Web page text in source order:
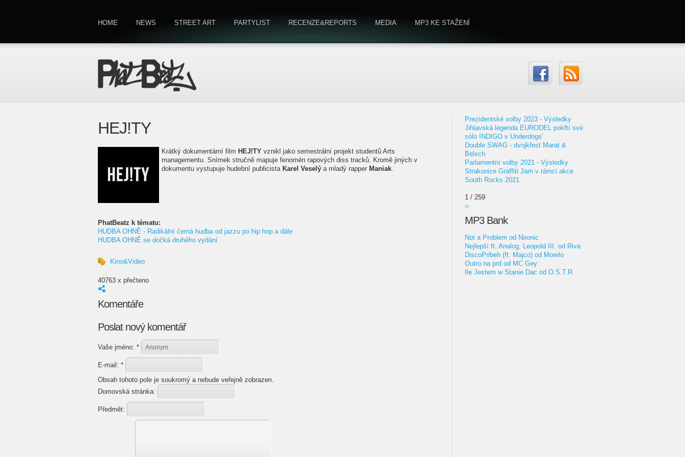
HOME NEWS STREET ART PARTYLIST RECENZE&REPORTS MEDIA MP3 KE STAŽENÍ
HEJ!TY
Krátký dokumentární film HEJ!TY vznikl jako semestrální projekt studentů Arts
managementu. Snímek stručně mapuje fenomén rapových diss tracků. Kromě jiných v
dokumentu vystupuje hudební publicista Karel Veselý a mladý rapper Maniak.
PhatBeatz k tématu:
HUDBA OHNĚ - Radikální černá hudba od jazzu po hip hop a dále
HUDBA OHNĚ se dočká druhého vydání
Kino&Video
40763 x přečteno
Komentáře
Poslat nový komentář
Vaše jméno: *
E-mail: *
Obsah tohoto pole je soukromý a nebude veřejně zobrazen.
Domovská stránka:
Předmět:
Prezidentské volby 2023 - Výsledky
Jihlavská legenda EURODEL pokřtí své
sólo INDIGO v Underdogs'
Double SWAG - dvojkřest Marat &
Belxch
Parlamentní volby 2021 - Výsledky
Strakonice Graffiti Jam v rámci akce
South Rocks 2021
1 / 259
››
MP3 Bank
Not a Problem od Nironic
Nejlepší ft. Analog, Leopold III. od Riva
DiscoPribeh (ft. Majco) od Morelo
Outro na prd od MC Gey
Ile Jestem w Stanie Dac od O.S.T.R.